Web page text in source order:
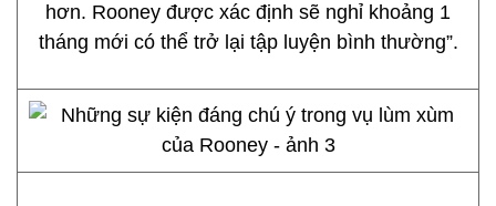
hơn. Rooney được xác định sẽ nghỉ khoảng 1
tháng mới có thể trở lại tập luyện bình thường”.